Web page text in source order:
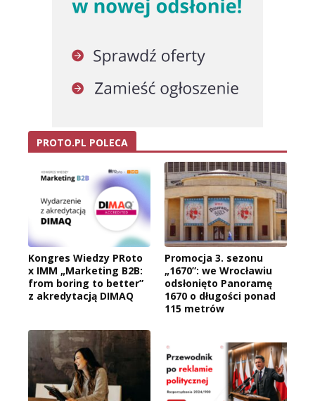
PROTO.PL POLECA
Kongres Wiedzy PRoto
x IMM „Marketing B2B:
from boring to better”
z akredytacją DIMAQ
Promocja 3. sezonu
„1670”: we Wrocławiu
odsłonięto Panoramę
1670 o długości ponad
115 metrów